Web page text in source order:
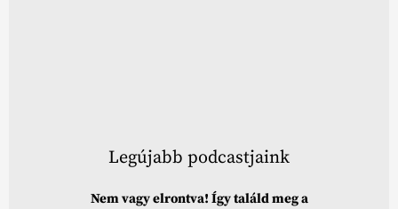
Legújabb podcastjaink
Nem vagy elrontva! Így találd meg a